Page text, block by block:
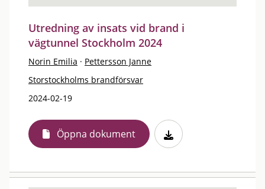
Utredning av insats vid brand i
vägtunnel Stockholm 2024
Norin Emilia · Pettersson Janne
Storstockholms brandförsvar
2024-02-19
Öppna dokument